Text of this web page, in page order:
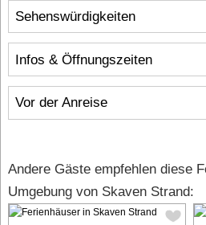
Infos & Öffnungszeiten
Vor der Anreise
Sehenswürdigkeiten
Andere Gäste empfehlen diese
Umgebung von Skaven Strand: